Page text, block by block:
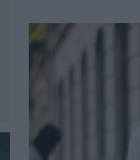
Majenco's Point of View
δροσερή σαλάτα με